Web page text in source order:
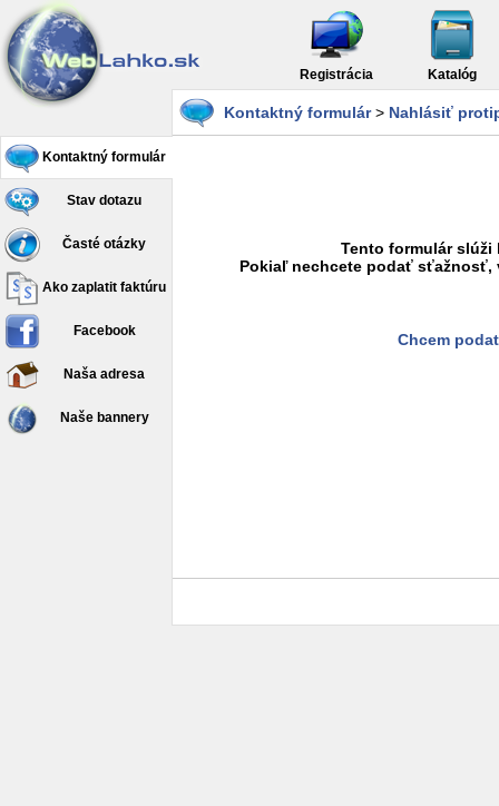
Registrácia Katalóg
Kontaktný formulár
Stav dotazu
Časté otázky
Ako zaplatit faktúru
Facebook
Naša adresa
Naše bannery
Kontaktný formulár> Nahlásiť
Tento formulár
Pokiaľ nechcete podať
Chcem